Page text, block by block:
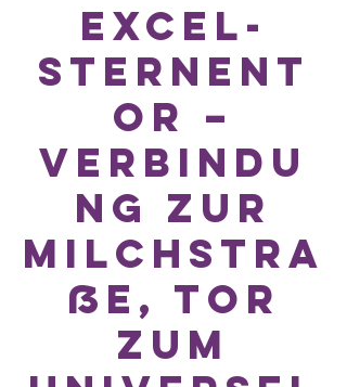
⁠Excel-
Sternent
or –
Verbindu
ng zur
Milchstra
ße, Tor
zum